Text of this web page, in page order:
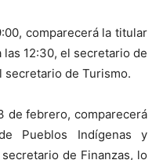
comparecerá la titular
12:30, el secretario de
secretario de Turismo.
de febrero, comparecerá
Pueblos Indígenas y
de Finanzas, lo